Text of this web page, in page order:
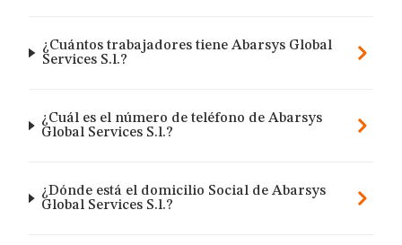
¿Cuántos trabajadores tiene Abarsys Global
Services S.l.?
¿Cuál es el número de teléfono de Abarsys
Global Services S.l.?
¿Dónde está el domicilio Social de Abarsys
Global Services S.l.?